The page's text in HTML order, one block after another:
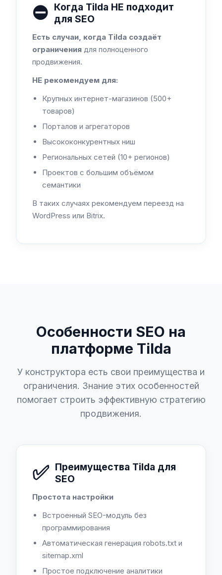
⛔ Когда Tilda НЕ подходит
для SEO
Есть случаи, когда Tilda создаёт
ограничения для полноценного
продвижения.
НЕ рекомендуем для:
Крупных интернет-магазинов (500+
товаров)
Порталов и агрегаторов
Высококонкурентных ниш
Региональных сетей (10+ регионов)
Проектов с большим объёмом
семантики
В таких случаях рекомендуем переезд на
WordPress или Bitrix.
Особенности SEO на
платформе Tilda
У конструктора есть свои преимущества и
ограничения. Знание этих особенностей
помогает строить эффективную стратегию
продвижения.
✅ Преимущества Tilda для
SEO
Простота настройки
Встроенный SEO-модуль без
программирования
Автоматическая генерация robots.txt и
sitemap.xml
Простое подключение аналитики